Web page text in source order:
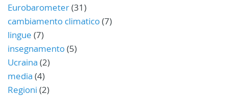
Eurobarometer(31)
cambiamento climatico(7)
lingue (7)
insegnamento(5)
Ucraina (2)
media (4)
Regioni (2)